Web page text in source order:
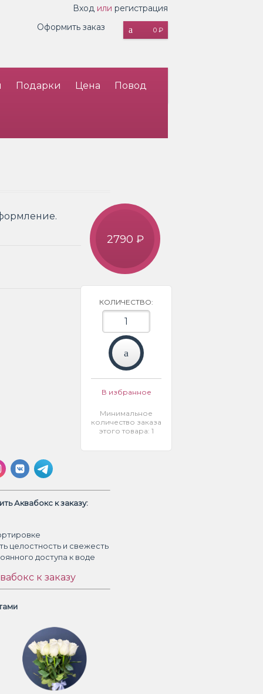
Вход или регистрация
0 ₽
Оформить заказ
Подарки Цена Повод
2790 ₽
КОЛИЧЕСТВО:
В избранное
Минимальное
количество заказа
этого товара: 1
Аквабокс к заказу:
целостность и свежесть
доступа к воде
к заказу